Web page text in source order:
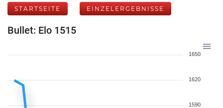
STARTSEITE EINZELERGEBNISSE
Bullet: Elo 1515
1650
1620
1590